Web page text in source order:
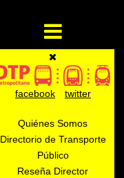
facebook twitter
Quiénes Somos
Directorio de Transporte
Público
Reseña Director